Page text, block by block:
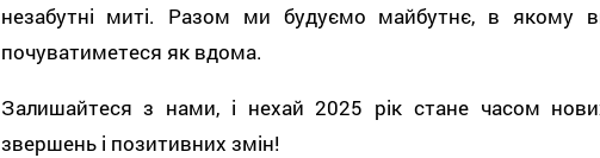
незабутні миті. Разом ми будуємо майбутнє, в якому
почуватиметеся як вдома.
Залишайтеся з нами, і нехай 2025 рік стане часом
звершень і позитивних змін!